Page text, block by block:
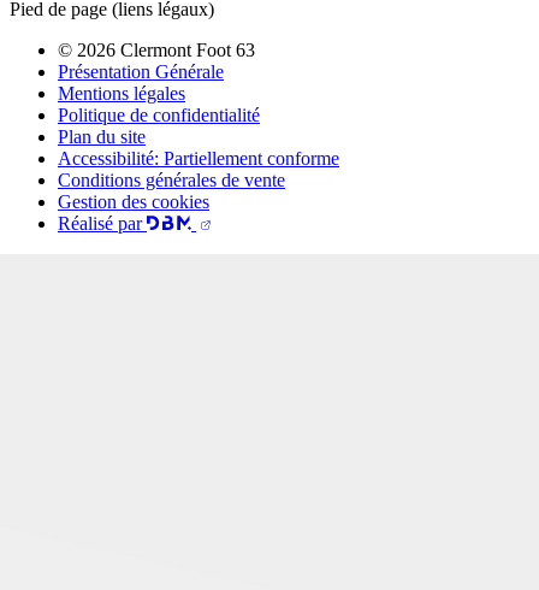
Pied de page (liens légaux)
© 2026 Clermont Foot 63
Présentation Générale
Mentions légales
Politique de confidentialité
Plan du site
Accessibilité: Partiellement conforme
Conditions générales de vente
Gestion des cookies
Réalisé par